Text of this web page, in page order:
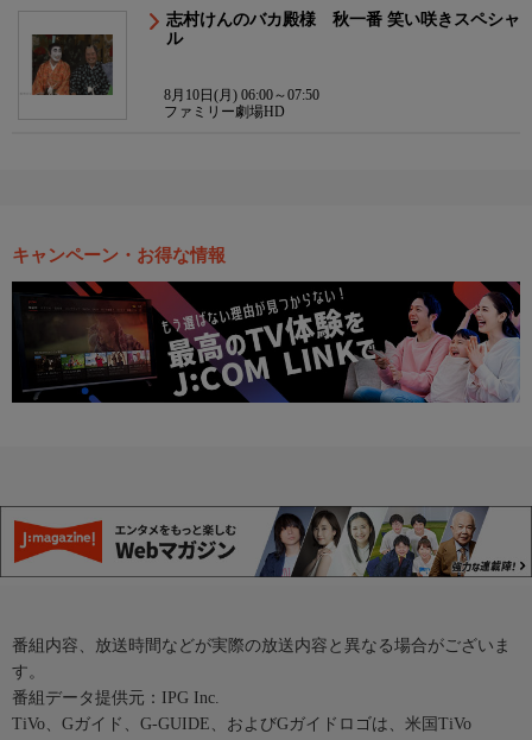
志村けんのバカ殿様 秋一番 笑い咲きスペシャ
ル
8月10日(月) 06:00～07:50
ファミリー劇場HD
キャンペーン・お得な情報
番組内容、放送時間などが実際の放送内容と異なる場合がございま
す。
番組データ提供元：IPG Inc.
TiVo、Gガイド、G-GUIDE、およびGガイドロゴは、米国TiVo